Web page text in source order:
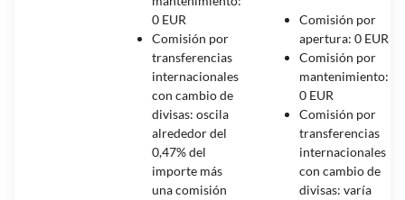
0 EUR
Comisión por
transferencias
internacionales
con cambio de
divisas: oscila
alrededor del
0,47% del
importe más
una comisión
Comisión por
apertura: 0 EUR
Comisión por
mantenimiento:
0 EUR
Comisión por
transferencias
internacionales
con cambio de
divisas: varía